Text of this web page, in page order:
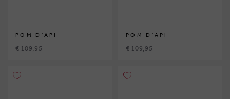
POM D'API
€ 109,95
POM D'API
€ 109,95